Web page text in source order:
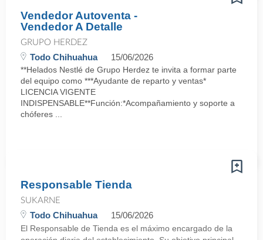
Vendedor Autoventa -
Vendedor A Detalle
GRUPO HERDEZ
Todo Chihuahua 15/06/2026
**Helados Nestlé de Grupo Herdez te invita a formar parte
del equipo como ***Ayudante de reparto y ventas*
LICENCIA VIGENTE
INDISPENSABLE**Función:*Acompañamiento y soporte a
chóferes ...
Responsable Tienda
SUKARNE
Todo Chihuahua 15/06/2026
El Responsable de Tienda es el máximo encargado de la